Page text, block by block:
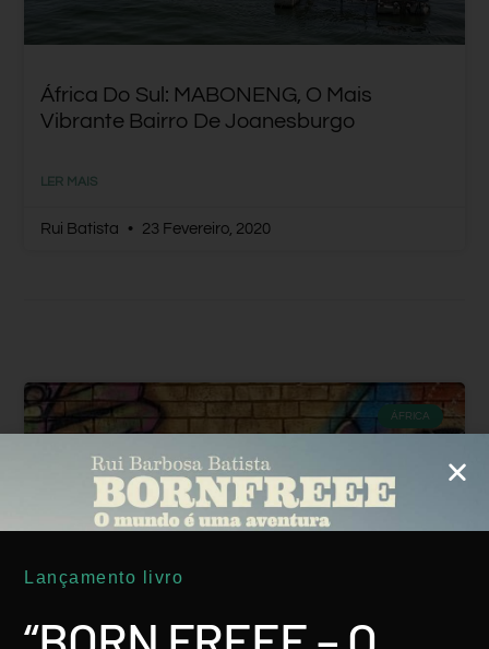
África Do Sul: MABONENG, O Mais
Vibrante Bairro De Joanesburgo
LER MAIS
Rui Batista 23 Fevereiro, 2020
ÁFRICA
Lançamento livro